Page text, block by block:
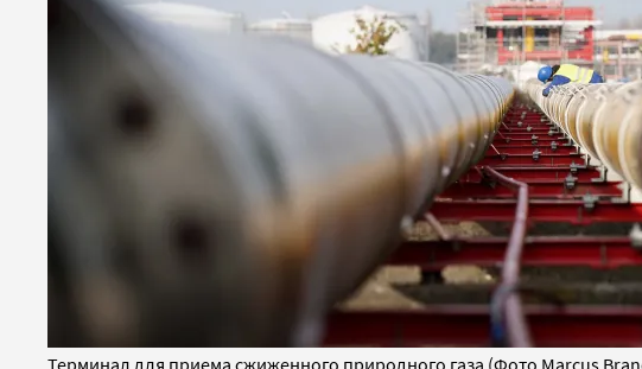
Терминал для приема сжиженного природного газа (Фото Marcus